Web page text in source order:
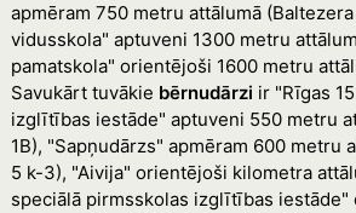
apmēram 750 metru attālumā
vidusskola" aptuveni 1300 metru
pamatskola" orientējoši 1600 metru
Savukārt tuvākie bērnudārzi ir "Rīgas
izglītības iestāde" aptuveni 550 metru
1B), "Sapņudārzs" apmēram 600 metru
5 k-3), "Aivija" orientējoši kilometra
speciālā pirmsskolas izglītības iestāde"